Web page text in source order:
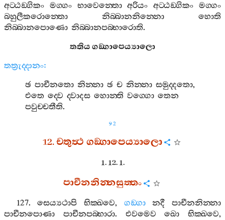
අට‍්ඨඞ‍්ගිකං මග‍්ගං භාවෙන‍්තො අරියං අට‍්ඨඞ‍්ගිකං මග‍්ගං
බහුලීකරොන‍්තො
නිබ‍්බානනින‍්නො
හොති
නිබ‍්බානපොණො නිබ‍්බානපබ‍්භාරොති.
තතියගඞ‍්ගාපෙය්‍යාලො
තත්‍රුද‍්දානං:
ඡ පාචීනතො නින‍්නා ඡ ච නින‍්නා සමුද‍්දතො,
එතෙ ද‍්වෙ ද‍්වාදස හොන‍්ති වග‍්ගො තෙන
පවුච‍්චතීති.
92
12.චතුත්‍ථ ගඞ‍්ගාපෙය්‍යාලො
1. 12. 1.
පාචීනනින‍්නසුත‍්තං
127.සෙය්‍යථාපි භික‍්ඛවෙ, ගඞ‍්ගා නදී
පාචීනනින‍්නා
පාචීනපොණා
පාචීනපබ‍්භාරා. එවමෙව ඛො භික‍්ඛවෙ,